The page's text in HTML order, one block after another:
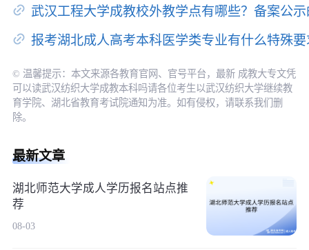
武汉工程大学成教校外教学点有哪些？备案公
报考湖北成人高考本科医学类专业有什么特殊
© 温馨提示：本文来源各教育官网、官号平台，最新 成教大专文凭
可以读武汉纺织大学成教本科吗请各位考生以武汉纺织大学继续教
育学院、湖北省教育考试院通知为准。如有侵权，请联系我们删
除。
最新文章
湖北师范大学成人学历报名站点推
荐
08-03